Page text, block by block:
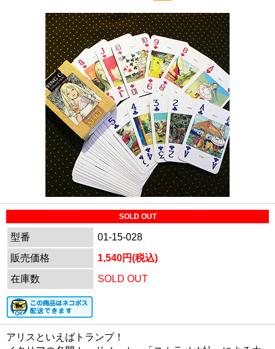
SOLD OUT
型番
01-15-028
販売価格
1,540円(税込)
在庫数
SOLD OUT
アリスといえばトランプ！